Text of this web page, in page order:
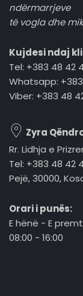
ndërmarrjeve
të vogla dhe
Kujdesi ndaj
Tel: +383 48 42
Whatsapp:
Viber: +383 48
Zyra
Rr. Lidhja e
Tel: +383 48 42
Pejë, 30000,
Orari i punës:
E hënë - E
08:00 - 16:00